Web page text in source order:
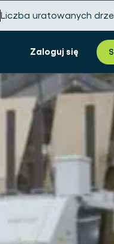
Liczba uratowanych
Zaloguj się